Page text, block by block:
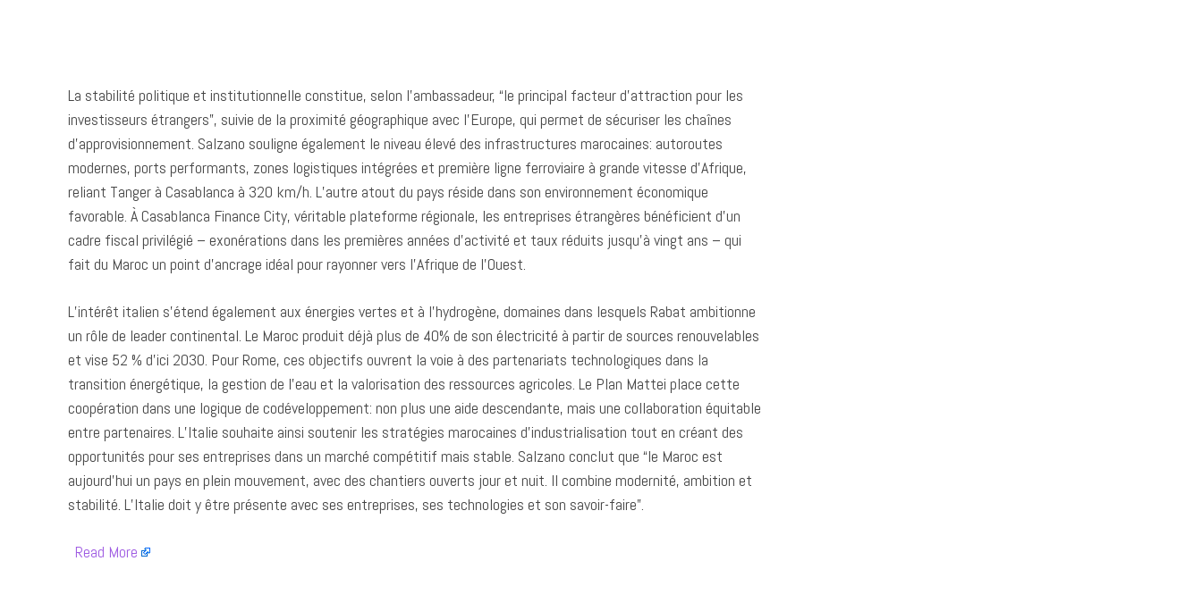
La stabilité politique et institutionnelle constitue, selon l’ambassadeur, “le principal facteur d’attraction pour les
investisseurs étrangers”, suivie de la proximité géographique avec l’Europe, qui permet de sécuriser les chaînes
d’approvisionnement. Salzano souligne également le niveau élevé des infrastructures marocaines: autoroutes
modernes, ports performants, zones logistiques intégrées et première ligne ferroviaire à grande vitesse d’Afrique,
reliant Tanger à Casablanca à 320 km/h. L’autre atout du pays réside dans son environnement économique
favorable. À Casablanca Finance City, véritable plateforme régionale, les entreprises étrangères bénéficient d’un
cadre fiscal privilégié – exonérations dans les premières années d’activité et taux réduits jusqu’à vingt ans – qui
fait du Maroc un point d’ancrage idéal pour rayonner vers l’Afrique de l’Ouest.
L’intérêt italien s’étend également aux énergies vertes et à l’hydrogène, domaines dans lesquels Rabat ambitionne
un rôle de leader continental. Le Maroc produit déjà plus de 40% de son électricité à partir de sources renouvelables
et vise 52 % d’ici 2030. Pour Rome, ces objectifs ouvrent la voie à des partenariats technologiques dans la
transition énergétique, la gestion de l’eau et la valorisation des ressources agricoles. Le Plan Mattei place cette
coopération dans une logique de codéveloppement: non plus une aide descendante, mais une collaboration équitable
entre partenaires. L’Italie souhaite ainsi soutenir les stratégies marocaines d’industrialisation tout en créant des
opportunités pour ses entreprises dans un marché compétitif mais stable. Salzano conclut que “le Maroc est
aujourd’hui un pays en plein mouvement, avec des chantiers ouverts jour et nuit. Il combine modernité, ambition et
stabilité. L’Italie doit y être présente avec ses entreprises, ses technologies et son savoir-faire”.
Read More